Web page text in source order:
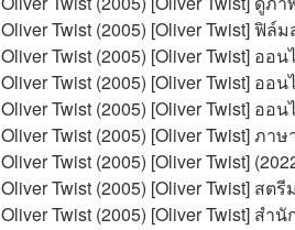
Oliver Twist (2005) [Oliver Twist] ฟิ
Oliver Twist (2005) [Oliver Twist] อ
Oliver Twist (2005) [Oliver Twist] ออ
Oliver Twist (2005) [Oliver Twist] ออ
Oliver Twist (2005) [Oliver Twist] ภา
Oliver Twist (2005) [Oliver Twist]
Oliver Twist (2005) [Oliver Twist] ส
Oliver Twist (2005) [Oliver Twist] สํา